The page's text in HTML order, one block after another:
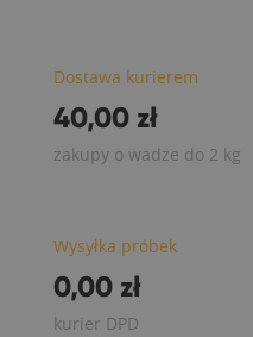
Dostawa kurierem
40,00 zł
zakupy o wadze do 2 kg
Wysyłka próbek
0,00 zł
kurier DPD